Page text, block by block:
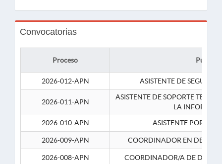
Convocatorias
Proceso Puesto
2026-012-APN ASISTENTE DE
2026-011-APN
ASISTENTE DE SOPORTE
LA
2026-010-APN
ASISTENTE
2026-009-APN COORDINADOR EN
2026-008-APN COORDINADOR/A DE